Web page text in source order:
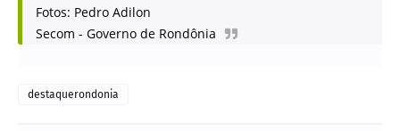
Fotos: Pedro Adilon
Secom - Governo de Rondônia
destaquerondonia